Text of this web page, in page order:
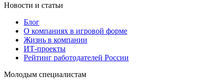
Новости и статьи
Блог
О компаниях в игровой форме
Жизнь в компании
ИТ-проекты
Рейтинг работодателей России
Молодым специалистам